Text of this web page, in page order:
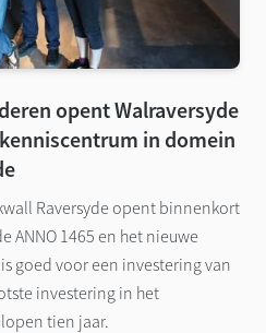
opent Walraversyde
in domein
Raversyde opent binnenkort
ANNO 1465 en het nieuwe
goed voor een investering van
investering in het
tien jaar.